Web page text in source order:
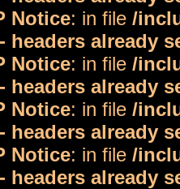
Notice: in file /
headers already
Notice: in file /
headers already
Notice: in file /
headers already
Notice: in file /
headers already